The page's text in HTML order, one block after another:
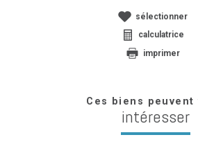
sélectionner
calculatrice
imprimer
Ces biens peuvent
intéresser